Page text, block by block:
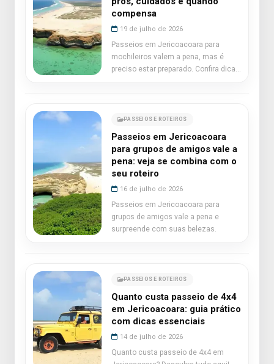
compensa
19 de julho de 2026
Passeios em Jericoacoara para
mochileiros valem a pena, mas é
preciso estar preparado. Confira dicas
PASSEIOS E ROTEIROS
Passeios em Jericoacoara
para grupos de amigos vale a
pena: veja se combina com o
seu roteiro
16 de julho de 2026
Passeios em Jericoacoara para
grupos de amigos vale a pena e
surpreende com suas belezas.
PASSEIOS E ROTEIROS
Quanto custa passeio de 4x4
em Jericoacoara: guia prático
com dicas essenciais
14 de julho de 2026
Quanto custa passeio de 4x4 em